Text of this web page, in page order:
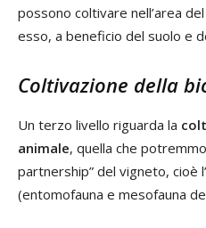
possono coltivare nell’area
esso, a beneficio del suolo e
Coltivazione della
Un terzo livello riguarda la
animale, quella che
partnership” del vigneto, cioè
(entomofauna e mesofauna